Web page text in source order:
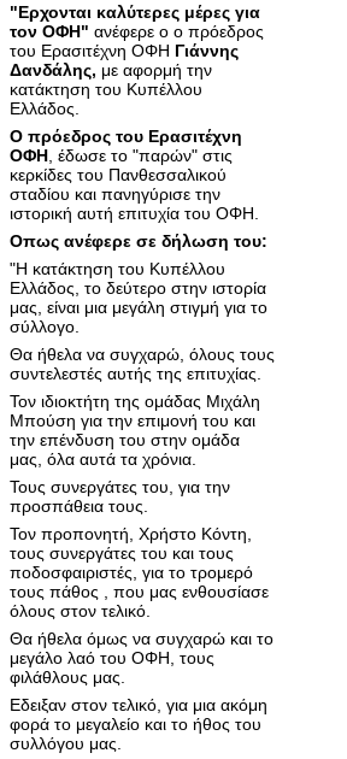
"Ερχονται καλύτερες μέρες για
τον ΟΦΗ" ανέφερε ο ο πρόεδρος
του Ερασιτέχνη ΟΦΗ Γιάννης
Δανδάλης, με αφορμή την
κατάκτηση του Κυπέλλου
Ελλάδος.
Ο πρόεδρος του Ερασιτέχνη
ΟΦΗ , έδωσε το "παρών" στις
κερκίδες του Πανθεσσαλικού
σταδίου και πανηγύρισε την
ιστορική αυτή επιτυχία του ΟΦΗ.
Οπως ανέφερε σε δήλωση του:
"Η κατάκτηση του Κυπέλλου
Ελλάδος, το δεύτερο στην ιστορία
μας, είναι μια μεγάλη στιγμή για το
σύλλογο.
Θα ήθελα να συγχαρώ, όλους τους
συντελεστές αυτής της επιτυχίας.
Τον ιδιοκτήτη της ομάδας Μιχάλη
Μπούση για την επιμονή του και
την επένδυση του στην ομάδα
μας, όλα αυτά τα χρόνια.
Τους συνεργάτες του, για την
προσπάθεια τους.
Τον προπονητή, Χρήστο Κόντη,
τους συνεργάτες του και τους
ποδοσφαιριστές, για το τρομερό
τους πάθος , που μας ενθουσίασε
όλους στον τελικό.
Θα ήθελα όμως να συγχαρώ και το
μεγάλο λαό του ΟΦΗ, τους
φιλάθλους μας.
Εδειξαν στον τελικό, για μια ακόμη
φορά το μεγαλείο και το ήθος του
συλλόγου μας.